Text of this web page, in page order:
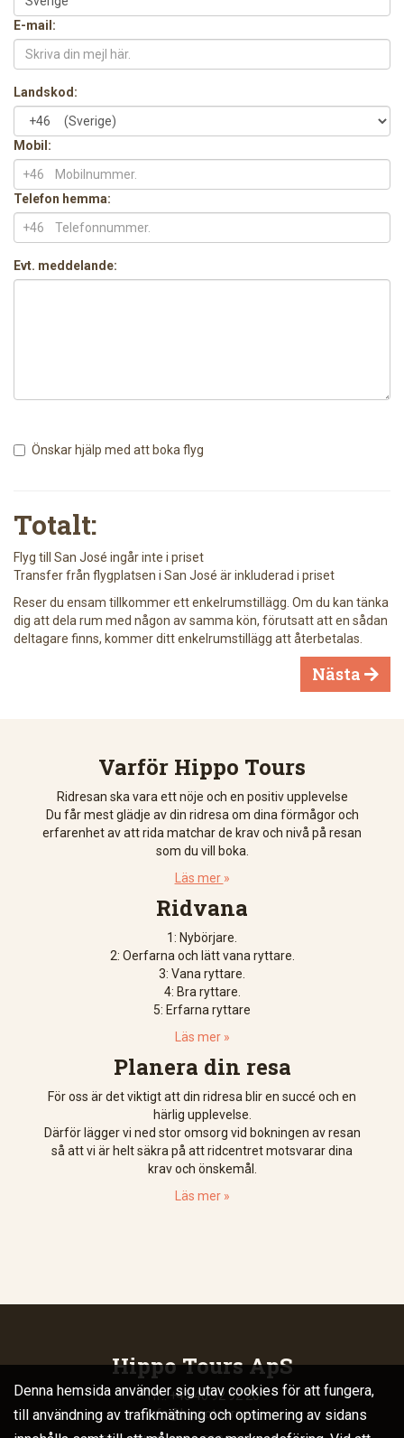
E-mail:
Landskod:
Mobil:
+46
Telefon hemma:
+46
Evt. meddelande:
Önskar hjälp med att boka flyg
Totalt:
Flyg till San José ingår inte i priset
Transfer från flygplatsen i San José är inkluderad i priset
Reser du ensam tillkommer ett enkelrumstillägg. Om du kan tänka
dig att dela rum med någon av samma kön, förutsatt att en sådan
deltagare finns, kommer ditt enkelrumstillägg att återbetalas.
Nästa 
Varför Hippo Tours
Ridresan ska vara ett nöje och en positiv upplevelse
Du får mest glädje av din ridresa om dina förmågor och
erfarenhet av att rida matchar de krav och nivå på resan
som du vill boka.
Läs mer »
Ridvana
1: Nybörjare.
2: Oerfarna och lätt vana ryttare.
3: Vana ryttare.
4: Bra ryttare.
5: Erfarna ryttare
Läs mer »
Planera din resa
För oss är det viktigt att din ridresa blir en succé och en
härlig upplevelse.
Därför lägger vi ned stor omsorg vid bokningen av resan
så att vi är helt säkra på att ridcentret motsvarar dina
krav och önskemål.
Läs mer »
Hippo Tours ApS
Tlf.: +45 40 92 92 20
info@hippotours.se
Denna hemsida använder sig utav cookies för att fungera,
till användning av trafikmätning och optimering av sidans